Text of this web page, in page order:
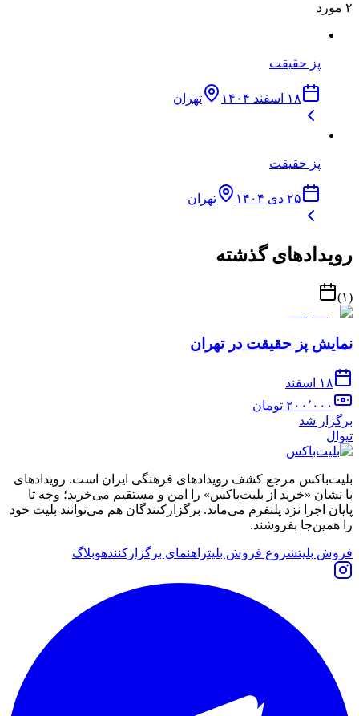
۲ مورد
پز حقیقت
۱۸ اسفند ۱۴۰۴ تهران
پز حقیقت
۲۵ دی ۱۴۰۴ تهران
رویدادهای گذشته
(۱)
نمایش پز حقیقت در تهران
۱۸ اسفند
۲۰۰٬۰۰۰ تومان
برگزار شد
تیوال
بلیت‌باکس مرجع کشف رویدادهای فرهنگی ایران است. رویدادهای
با نشان «خرید از بلیت‌باکس» را امن و مستقیم می‌خرید؛ وجه تا
پایان اجرا نزد پلتفرم می‌ماند. برگزارکنندگان هم می‌توانند بلیت خود
را همین‌جا بفروشند.
فروش بلیتشروع فروش بلیتراهنمای برگزارکنندهوبلاگ